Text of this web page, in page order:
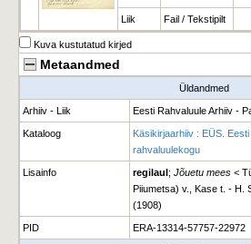
Liik Fail / Tekstipilt
Kuva kustutatud kirjed
Metaandmed
Üldandmed
Arhiiv - Liik Eesti Rahvaluule Arhiiv -
Kataloog
Käsikirjaarhiiv : EÜS.
rahvaluulekogu
Lisainfo regilaul; Jõuetu mees <
Piiumetsa) v., Kase t. - H.
(1908)
PID ERA-13314-57757-22972